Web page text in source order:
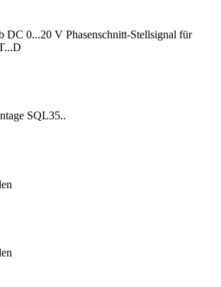
DC 0...20 V Phasenschnitt-Stellsignal für
SQL35..